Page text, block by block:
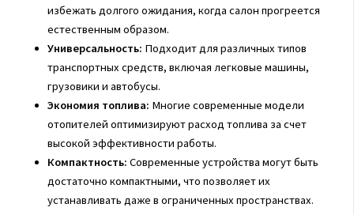
избежать долгого ожидания, когда салон прогреется
естественным образом.
Универсальность: Подходит для различных типов
транспортных средств, включая легковые машины,
грузовики и автобусы.
Экономия топлива: Многие современные модели
отопителей оптимизируют расход топлива за счет
высокой эффективности работы.
Компактность: Современные устройства могут быть
достаточно компактными, что позволяет их
устанавливать даже в ограниченных пространствах.